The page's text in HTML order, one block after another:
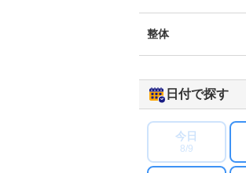
整体
日付で探す
今日
8/9